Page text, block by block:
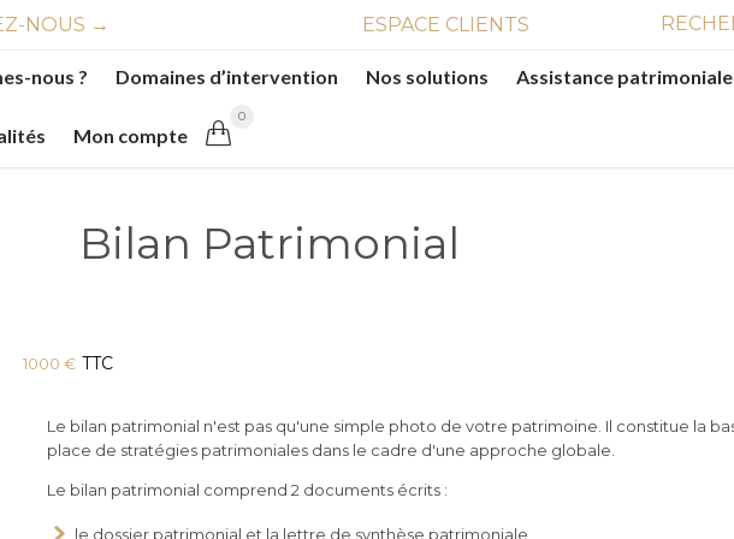
NOUS → ESPACE CLIENTS
nous ? Domaines d’intervention Nos solutions Assistance patrimoniale
Mon compte 
0
Bilan Patrimonial
1000 € TTC
Le bilan patrimonial n'est pas qu'une simple photo de votre patrimoine. Il constitue la
place de stratégies patrimoniales dans le cadre d'une approche globale.
Le bilan patrimonial comprend 2 documents écrits :
le dossier patrimonial et la lettre de synthèse patrimoniale